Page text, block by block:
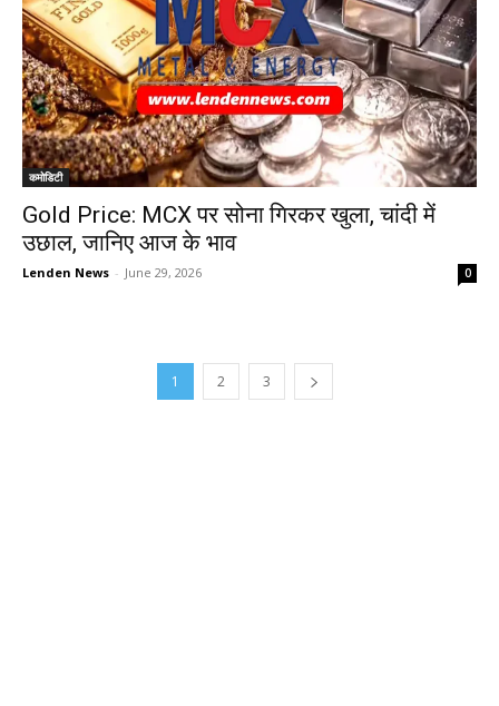
कमोडिटी
Gold Price: MCX पर सोना गिरकर खुला, चांदी में
उछाल, जानिए आज के भाव
Lenden News - June 29, 2026 0
1 2 3